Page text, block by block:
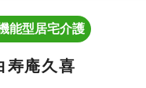
能型居宅介護
寿庵久喜